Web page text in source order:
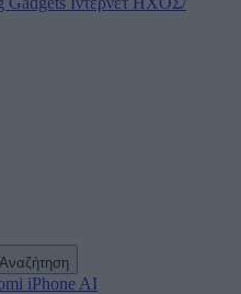
Αναζήτηση
iPhone AI